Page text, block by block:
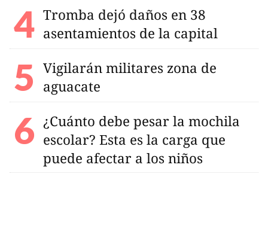
Tromba dejó daños en 38
asentamientos de la capital
Vigilarán militares zona de
aguacate
¿Cuánto debe pesar la mochila
escolar? Esta es la carga que
puede afectar a los niños